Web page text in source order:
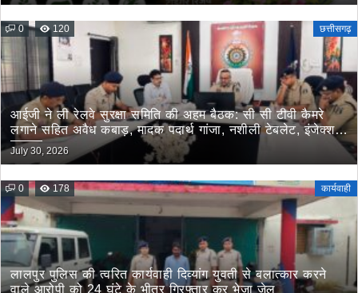
0 120 छत्तीसगढ़
आईजी ने ली रेलवे सुरक्षा समिति की अहम बैठक: सी सी टीवी कैमरे
लगाने सहित अवैध कबाड़, मादक पदार्थ गांजा, नशीली टेबलेट, इंजेक्शन
इत्यादि की रेलवे के माध्यम से तस्करी रोकने के लिए संयुक्त कार्यवाही
के दिये गये निर्देश
July 30, 2026
0 178 कार्यवाही
लालपुर पुलिस की त्वरित कार्यवाही दिव्यांग युवती से बलात्कार करने
वाले आरोपी को 24 घंटे के भीतर गिरफ्तार कर भेजा जेल